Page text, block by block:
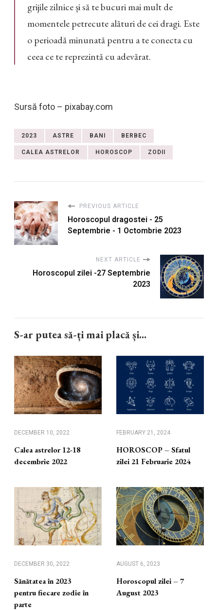
grijile zilnice și să te bucuri mai mult de
momentele petrecute alături de cei dragi. Este
o perioadă minunată pentru a te conecta cu
ceea ce te reprezintă cu adevărat.
Sursă foto – pixabay.com
2023 ASTRE BANI BERBEC
CALEA ASTRELOR HOROSCOP ZODII
PREVIOUS ARTICLE
Horoscopul dragostei - 25
Septembrie - 1 Octombrie 2023
NEXT ARTICLE
Horoscopul zilei -27 Septembrie
2023
S-ar putea să-ți mai placă și...
DECEMBER 10, 2022
Calea astrelor 12-18
decembrie 2022
FEBRUARY 21, 2024
HOROSCOP – Sfatul
zilei 21 Februarie 2024
DECEMBER 30, 2022
Sănătatea în 2023
pentru fiecare zodie în
parte
AUGUST 6, 2023
Horoscopul zilei – 7
August 2023